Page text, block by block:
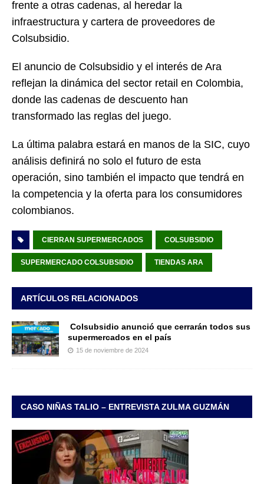
frente a otras cadenas, al heredar la
infraestructura y cartera de proveedores de
Colsubsidio.
El anuncio de Colsubsidio y el interés de Ara
reflejan la dinámica del sector retail en Colombia,
donde las cadenas de descuento han
transformado las reglas del juego.
La última palabra estará en manos de la SIC, cuyo
análisis definirá no solo el futuro de esta
operación, sino también el impacto que tendrá en
la competencia y la oferta para los consumidores
colombianos.
CIERRAN SUPERMERCADOS COLSUBSIDIO
SUPERMERCADO COLSUBSIDIO TIENDAS ARA
ARTÍCULOS RELACIONADOS
Colsubsidio anunció que cerrarán todos sus
supermercados en el país
15 de noviembre de 2024
CASO NIÑAS TALIO – ENTREVISTA ZULMA GUZMÁN